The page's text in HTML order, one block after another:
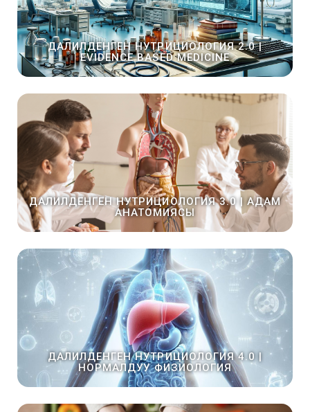
ДАЛИЛДЕНГЕН НУТРИЦИОЛОГИЯ 2.0 |
EVIDENCE BASED MEDICINE
ДАЛИЛДЕНГЕН НУТРИЦИОЛОГИЯ 3.0 | АДАМ
АНАТОМИЯСЫ
ДАЛИЛДЕНГЕН НУТРИЦИОЛОГИЯ 4.0 |
НОРМАЛДУУ ФИЗИОЛОГИЯ